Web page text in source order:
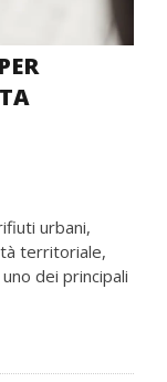
urbani,
territoriale,
dei principali